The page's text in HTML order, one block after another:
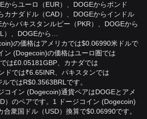
からユーロ（EUR）、DOGEからポンド
カナダドル（CAD）、DOGEからインドル
らパキスタンルピー（PKR）、DOGEから
）、DOGEから…
の価格はアメリカでは$0.06990米ドルで
ン (Dogecoin)の価格はユーロ圏では
は£0.05181GBP、カナダでは
ドでは₹6.65INR、パキスタンでは
ではR$0.3563BRLです。
コイン (Dogecoin)通貨ペアはDOGEとアメ
）のペアです。1 ドージコイン (Dogecoin)
合衆国ドル（USD）換算で$0.06990です。